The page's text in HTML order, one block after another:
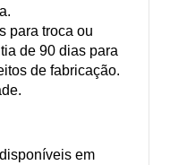
para troca ou
de 90 dias para
de fabricação.
em